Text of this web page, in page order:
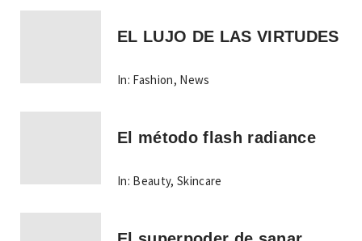
EL LUJO DE LAS VIRTUDES
In: Fashion, News
El método flash radiance
In: Beauty,Skincare